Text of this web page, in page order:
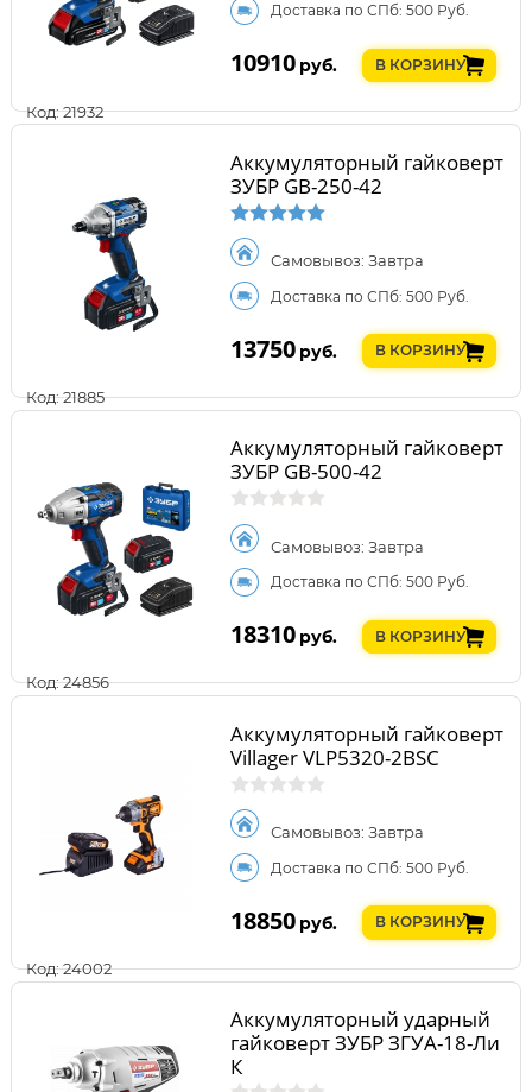
Код: 21932
Доставка по СПб: 500 Руб.
10910 руб. В КОРЗИНУ
Код: 21885
Аккумуляторный гайковерт
ЗУБР GB-250-42
Самовывоз: Завтра
Доставка по СПб: 500 Руб.
13750 руб. В КОРЗИНУ
Код: 24856
Аккумуляторный гайковерт
ЗУБР GB-500-42
Самовывоз: Завтра
Доставка по СПб: 500 Руб.
18310 руб. В КОРЗИНУ
Код: 24002
Аккумуляторный гайковерт
Villager VLP5320-2BSC
Самовывоз: Завтра
Доставка по СПб: 500 Руб.
18850 руб. В КОРЗИНУ
Аккумуляторный ударный
гайковерт ЗУБР ЗГУА-18-Ли
К